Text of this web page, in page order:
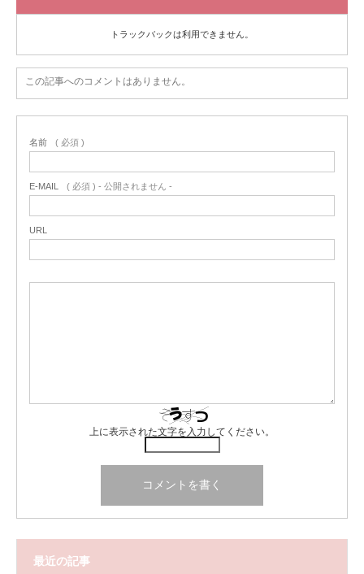
トラックバックは利用できません。
この記事へのコメントはありません。
名前 ( 必須 )
E-MAIL ( 必須 ) - 公開されません -
URL
上に表示された文字を入力してください。
最近の記事